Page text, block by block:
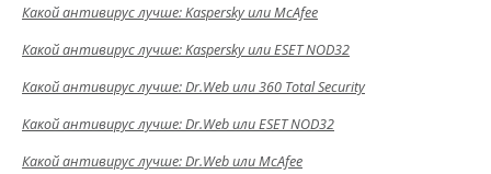
Какой антивирус лучше: Kaspersky или McAfee
Какой антивирус лучше: Kaspersky или ESET NOD32
Какой антивирус лучше: Dr.Web или 360 Total Security
Какой антивирус лучше: Dr.Web или ESET NOD32
Какой антивирус лучше: Dr.Web или McAfee